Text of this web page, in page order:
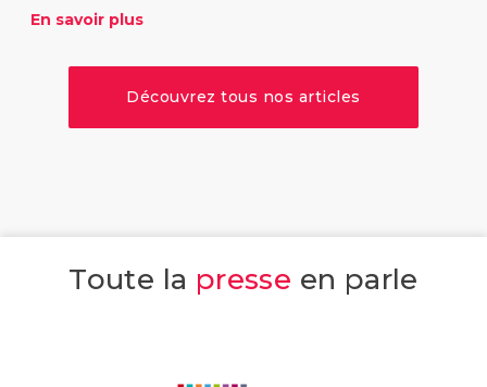
En savoir plus
Découvrez tous nos articles
Toute la presse en parle